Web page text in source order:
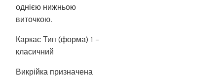
однією нижньою
виточкою.
Каркас Тип (форма) 1 –
класичний
Викрійка призначена